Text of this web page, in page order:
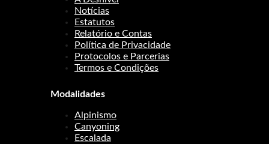
Notícias
Estatutos
Relatório e Contas
Política de Privacidade
Protocolos e Parcerias
Termos e Condições
Modalidades
Alpinismo
Canyoning
Escalada